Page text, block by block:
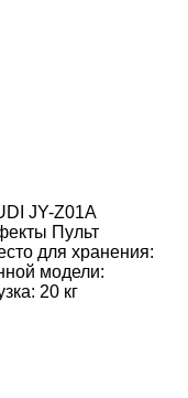
JY-Z01A
Пульт
для хранения:
модели:
20 кг